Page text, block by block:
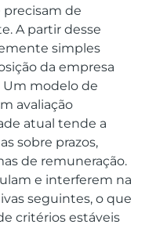
de
A partir desse
simples
da empresa
Um modelo de
avaliação
atual tende a
sobre prazos,
de remuneração.
e interferem na
seguintes, o que
critérios estáveis